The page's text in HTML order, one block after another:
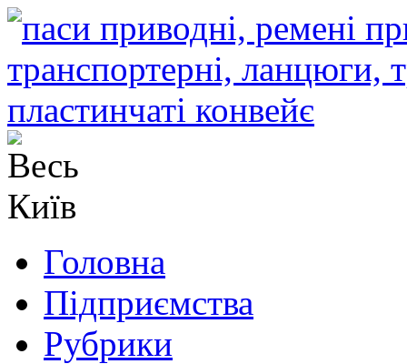
Головна
Підприємства
Рубрики